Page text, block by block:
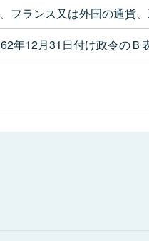
フランス又は外国の通貨
年12月31日付け政令のＢ